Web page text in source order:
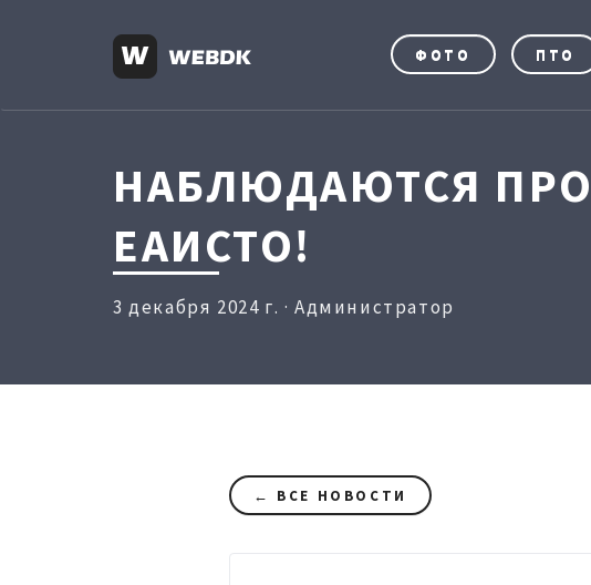
ФОТО ПТО
НАБЛЮДАЮТСЯ
ЕАИСТО!
3 декабря 2024 г. · Администратор
← ВСЕ НОВОСТИ